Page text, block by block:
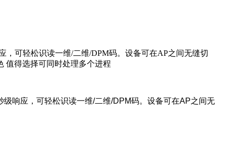
可轻松识读一维/二维/DPM码。设备可在AP之间无缝切
值得选择可同时处理多个进程
响应，可轻松识读一维/二维/DPM码。设备可在AP之间无